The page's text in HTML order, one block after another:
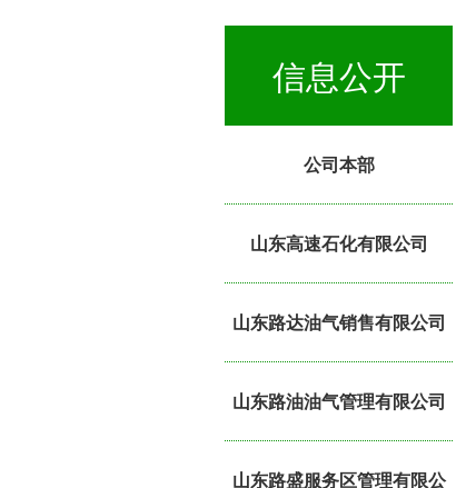
信息公开
公司本部
山东高速石化有限公司
山东路达油气销售有限公司
山东路油油气管理有限公司
山东路盛服务区管理有限公